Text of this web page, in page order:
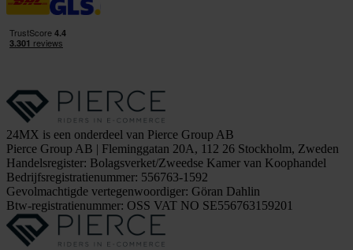
24MX is een onderdeel van Pierce Group AB
Pierce Group AB | Fleminggatan 20A, 112 26 Stockholm, Zweden
Handelsregister: Bolagsverket/Zweedse Kamer van Koophandel
Bedrijfsregistratienummer: 556763-1592
Gevolmachtigde vertegenwoordiger: Göran Dahlin
Btw-registratienummer: OSS VAT NO SE556763159201